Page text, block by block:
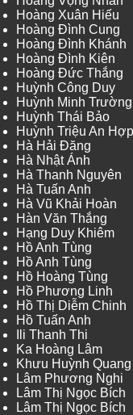
Hoàng Xuân Hiếu
Hoàng Đình Cung
Hoàng Đình Khánh
Hoàng Đình Kiên
Hoàng Đức Thắng
Huỳnh Công Duy
Huỳnh Minh Trường
Huỳnh Thái Bảo
Huỳnh Triệu An Hợp
Hà Hải Đăng
Hà Nhật Ánh
Hà Thanh Nguyên
Hà Tuấn Anh
Hà Vũ Khải Hoàn
Hàn Văn Thắng
Hạng Duy Khiêm
Hồ Anh Tùng
Hồ Anh Tùng
Hồ Hoàng Tùng
Hồ Phương Linh
Hồ Thị Diễm Chinh
Hồ Tuấn Anh
Ili Thanh Thi
Ka Hoàng Lâm
Khưu Huỳnh
Lâm Phương Nghi
Lâm Thị Ngọc Bích
Lâm Thị Ngọc Bích